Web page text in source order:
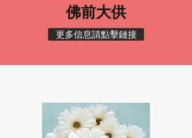
佛前大供​
更多信息請點擊鏈接